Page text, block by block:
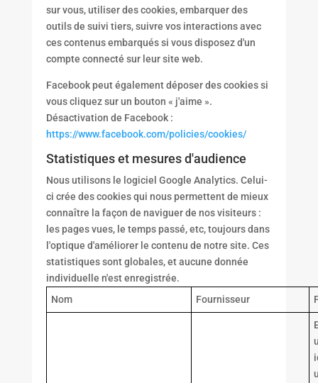
sur vous, utiliser des cookies, embarquer des
outils de suivi tiers, suivre vos interactions avec
ces contenus embarqués si vous disposez d'un
compte connecté sur leur site web.
Facebook peut également déposer des cookies si
vous cliquez sur un bouton « j'aime ».
Désactivation de Facebook :
https://www.facebook.com/policies/cookies/
Statistiques et mesures d'audience
Nous utilisons le logiciel Google Analytics. Celui-
ci crée des cookies qui nous permettent de mieux
connaître la façon de naviguer de nos visiteurs :
les pages vues, le temps passé, etc, toujours dans
l'optique d'améliorer le contenu de notre site. Ces
statistiques sont globales, et aucune donnée
individuelle n'est enregistrée.
Nom
Fournisseur